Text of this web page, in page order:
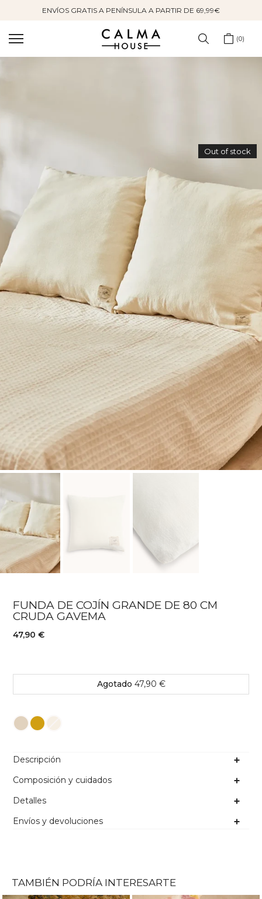
contenido
ENVÍOS GRATIS A PENÍNSULA A PARTIR DE 69,99€
0
Out of stock
FUNDA DE COJÍN GRANDE DE 80 CM
CRUDA GAVEMA
47,90 €
Color
Agotado 47,90 €
Descripción
Composición y cuidados
Detalles
Envíos y devoluciones
TAMBIÉN PODRÍA INTERESARTE